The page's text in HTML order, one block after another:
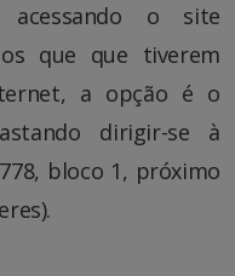
acessando o site
os que que tiverem
a opção é o
dirigir-se à
bloco 1, próximo